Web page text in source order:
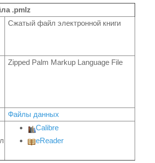
.pmlz
Сжатый файл электронной книги
Zipped Palm Markup Language File
Файлы данных
Calibre
eReader